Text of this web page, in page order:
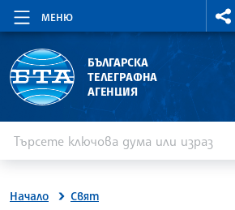
МЕНЮ
БЪЛГАРСКА
ТЕЛЕГРАФНА
АГЕНЦИЯ
Начало Свят